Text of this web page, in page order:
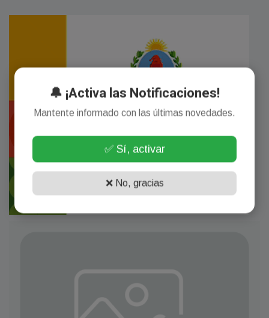
🔔 ¡Activa las Notificaciones!
Mantente informado con las últimas novedades.
✅ Sí, activar
❌ No, gracias